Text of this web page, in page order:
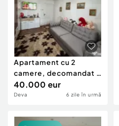
Apartament cu 2
camere, decomandat –
41 mp, etaj 10, ideal
40.000 eur
Deva 6 zile în urmă